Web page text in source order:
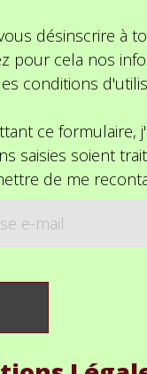
désinscrire à
pour cela nos
conditions
ce formulaire,
saisies soient
de me